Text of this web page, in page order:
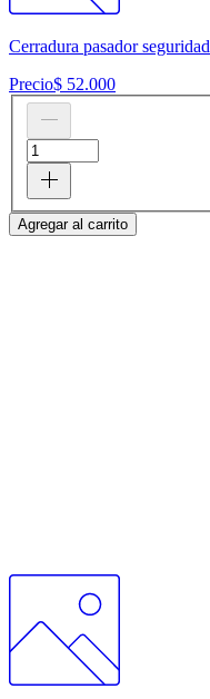
Cerradura pasador seguridad
Precio$ 52.000
Agregar al carrito